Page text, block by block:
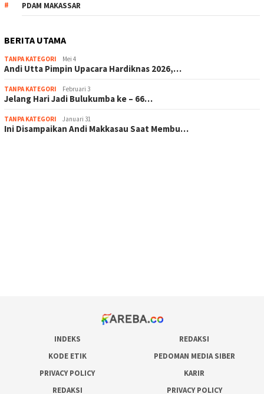
PDAM MAKASSAR
BERITA UTAMA
TANPA KATEGORI Mei 4
Andi Utta Pimpin Upacara Hardiknas 2026,…
TANPA KATEGORI Februari 3
Jelang Hari Jadi Bulukumba ke – 66…
TANPA KATEGORI Januari 31
Ini Disampaikan Andi Makkasau Saat Membu…
INDEKS
REDAKSI
KODE ETIK
PEDOMAN MEDIA SIBER
PRIVACY POLICY
KARIR
REDAKSI
PRIVACY POLICY